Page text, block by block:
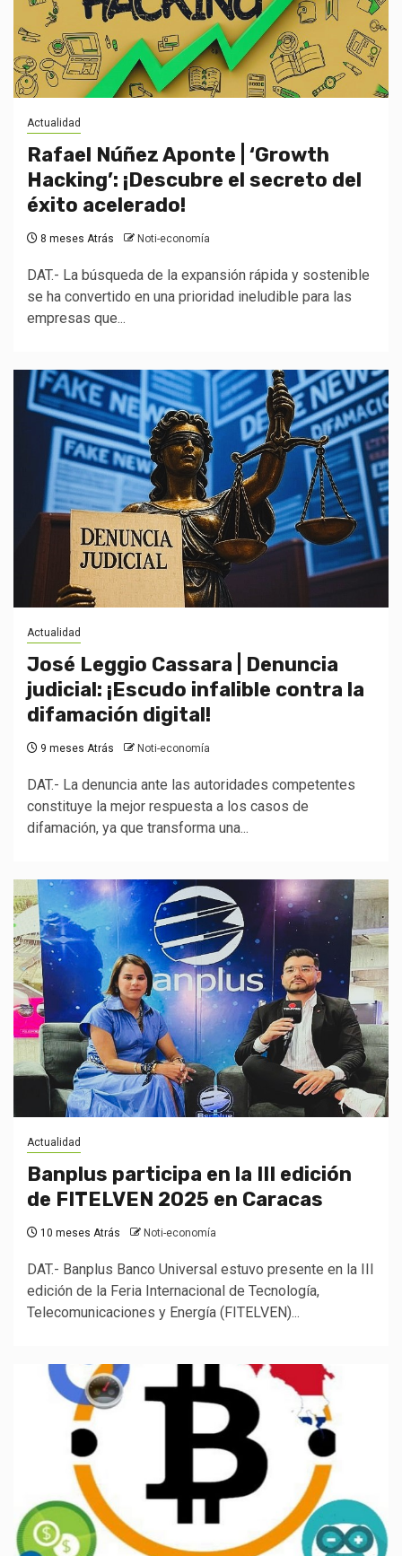
Actualidad
Rafael Núñez Aponte | ‘Growth
Hacking’: ¡Descubre el secreto del
éxito acelerado!
8 meses Atrás Noti-economía
DAT.- La búsqueda de la expansión rápida y sostenible
se ha convertido en una prioridad ineludible para las
empresas que...
Actualidad
José Leggio Cassara | Denuncia
judicial: ¡Escudo infalible contra la
difamación digital!
9 meses Atrás Noti-economía
DAT.- La denuncia ante las autoridades competentes
constituye la mejor respuesta a los casos de
difamación, ya que transforma una...
Actualidad
Banplus participa en la III edición
de FITELVEN 2025 en Caracas
10 meses Atrás Noti-economía
DAT.- Banplus Banco Universal estuvo presente en la III
edición de la Feria Internacional de Tecnología,
Telecomunicaciones y Energía (FITELVEN)...